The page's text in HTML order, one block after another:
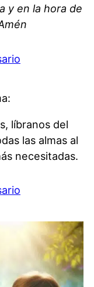
y en la hora de
líbranos del
las almas al
necesitadas.